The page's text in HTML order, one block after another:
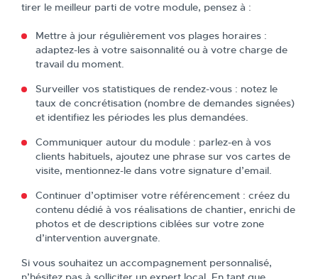
tirer le meilleur parti de votre module, pensez à :
Mettre à jour régulièrement vos plages horaires :
adaptez-les à votre saisonnalité ou à votre charge de
travail du moment.
Surveiller vos statistiques de rendez-vous : notez le
taux de concrétisation (nombre de demandes signées)
et identifiez les périodes les plus demandées.
Communiquer autour du module : parlez-en à vos
clients habituels, ajoutez une phrase sur vos cartes de
visite, mentionnez-le dans votre signature d’email.
Continuer d’optimiser votre référencement : créez du
contenu dédié à vos réalisations de chantier, enrichi de
photos et de descriptions ciblées sur votre zone
d’intervention auvergnate.
Si vous souhaitez un accompagnement personnalisé,